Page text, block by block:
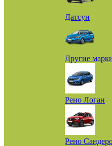
Датсун
Другие
Рено Логан
Рено